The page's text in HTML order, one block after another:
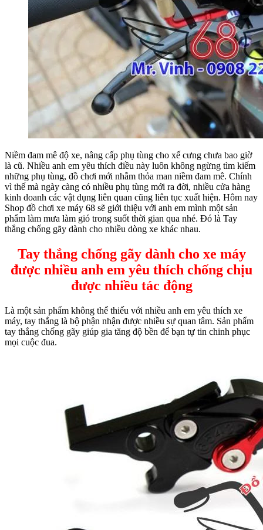
Niềm đam mê độ xe, nâng cấp phụ tùng cho xế cưng chưa bao giờ
là cũ. Nhiều anh em yêu thích điều này luôn không ngừng tìm kiếm
những phụ tùng, đồ chơi mới nhằm thỏa man niềm đam mê. Chính
vì thế mà ngày càng có nhiều phụ tùng mới ra đời, nhiều cửa hàng
kinh doanh các vật dụng liên quan cũng liên tục xuất hiện. Hôm nay
Shop đồ chơi xe máy 68 sẽ giới thiệu với anh em mình một sản
phẩm làm mưa làm gió trong suốt thời gian qua nhé. Đó là Tay
thắng chống gãy dành cho nhiều dòng xe khác nhau.
Tay thắng chống gãy dành cho xe máy
được nhiều anh em yêu thích chống chịu
được nhiều tác động
Là một sản phẩm không thể thiếu với nhiều anh em yêu thích xe
máy, tay thắng là bộ phận nhận được nhiều sự quan tâm. Sản phẩm
tay thắng chống gãy giúp gia tăng độ bền để bạn tự tin chinh phục
mọi cuộc đua.